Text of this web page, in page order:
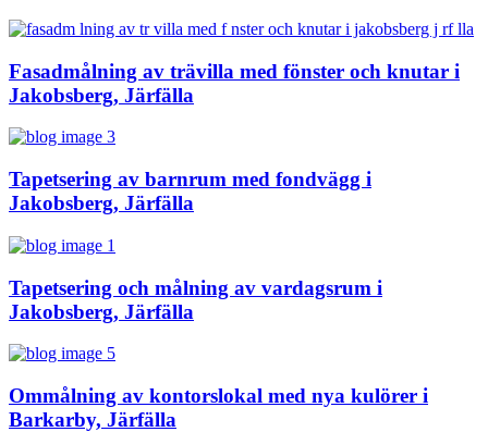
Fasadmålning av trävilla med fönster och knutar i
Jakobsberg, Järfälla
Tapetsering av barnrum med fondvägg i
Jakobsberg, Järfälla
Tapetsering och målning av vardagsrum i
Jakobsberg, Järfälla
Ommålning av kontorslokal med nya kulörer i
Barkarby, Järfälla